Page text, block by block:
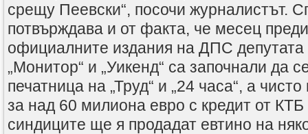
срещу Пеевски“, посочи журналистът.
потвърждава и от факта, че месец
официалните издания на ДПС депутата
„Монитор“ и „Уикенд“ са започнали да
печатница на „Труд“ и „24 часа“, а
за над 60 милиона евро с кредит от КТБ
синдиците ще я продадат евтино на